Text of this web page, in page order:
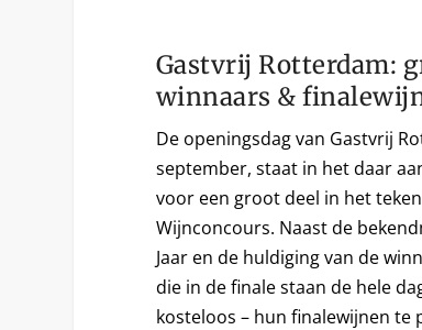
Gastvrij Rotterdam:
winnaars &
De openingsdag van Gastvrij
september, staat in het daar
voor een groot deel in het
Wijnconcours. Naast de
Jaar en de huldiging van de
die in de finale staan de hele
kosteloos – hun finalewijnen te